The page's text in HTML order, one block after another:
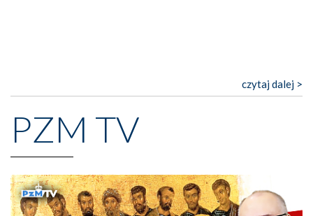
czytaj dalej >
PZM TV